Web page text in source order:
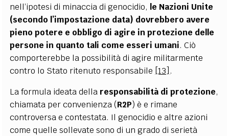
nell’ipotesi di minaccia di genocidio, le Nazioni Unite
(secondo l’impostazione data) dovrebbero avere
pieno potere e obbligo di agire in protezione delle
persone in quanto tali come esseri umani. Ciò
comporterebbe la possibilità di agire militarmente
contro lo Stato ritenuto responsabile [13] .
La formula ideata della responsabilità di protezione,
chiamata per convenienza (R2P) è e rimane
controversa e contestata. Il genocidio e altre azioni
come quelle sollevate sono di un grado di serietà